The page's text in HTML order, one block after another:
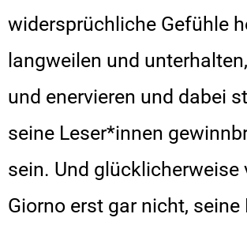
widersprüchliche Gefühle
langweilen und
und enervieren und dabei
seine Leser*innen
sein. Und glücklicherweise
Giorno erst gar nicht, seine